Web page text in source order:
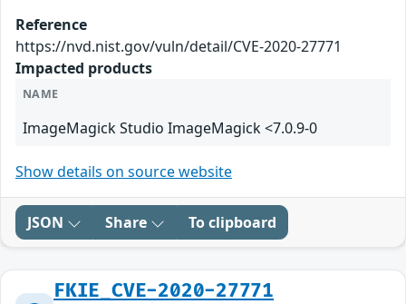
Reference
https://nvd.nist.gov/vuln/detail/CVE-2020-27771
Impacted products
NAME
ImageMagick Studio ImageMagick <7.0.9-0
Show details on source website
JSON Share To clipboard
FKIE_CVE-2020-27771